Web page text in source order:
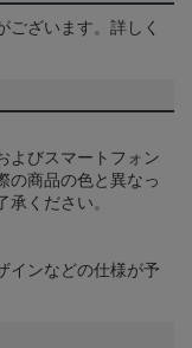
ございます。詳しく
よびスマートフォン
の商品の色と異なっ
ください。
インなどの仕様が予